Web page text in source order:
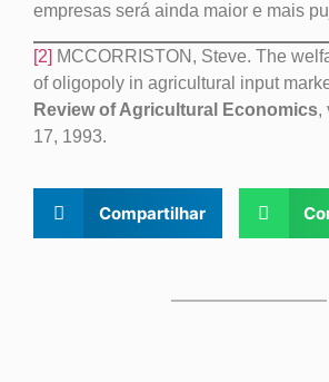
empresas será ainda maior e mais
[2] MCCORRISTON, Steve. The
of oligopoly in agricultural input
Review of Agricultural Economics,
17, 1993.
Compartilhar